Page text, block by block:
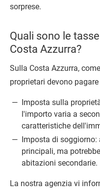
sorprese.
Quali sono le
Costa Azzurra?
Sulla Costa Azzurra,
proprietari devono
Imposta sulla
l'importo varia a
caratteristiche
Imposta di
principali, ma
abitazioni secondarie.
La nostra agenzia vi